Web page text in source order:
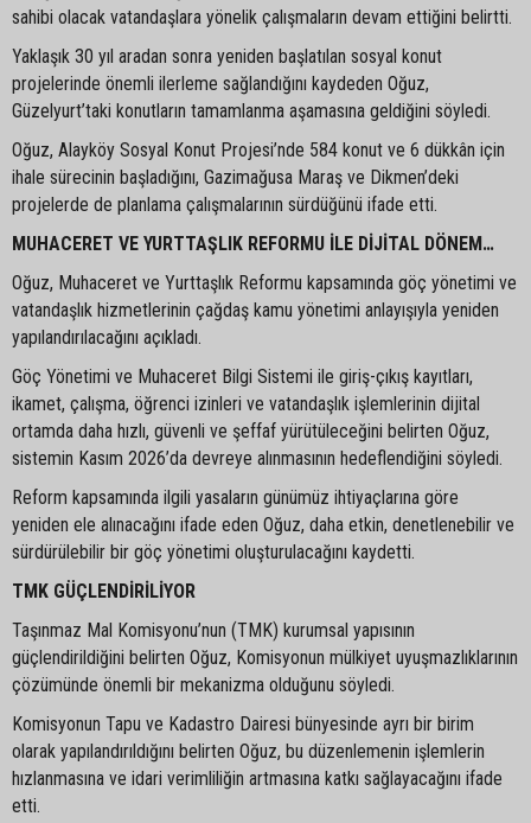
sahibi olacak vatandaşlara yönelik çalışmaların devam ettiğini belirtti.
Yaklaşık 30 yıl aradan sonra yeniden başlatılan sosyal konut
projelerinde önemli ilerleme sağlandığını kaydeden Oğuz,
Güzelyurt’taki konutların tamamlanma aşamasına geldiğini söyledi.
Oğuz, Alayköy Sosyal Konut Projesi’nde 584 konut ve 6 dükkân için
ihale sürecinin başladığını, Gazimağusa Maraş ve Dikmen’deki
projelerde de planlama çalışmalarının sürdüğünü ifade etti.
MUHACERET VE YURTTAŞLIK REFORMU İLE DİJİTAL DÖNEM…
Oğuz, Muhaceret ve Yurttaşlık Reformu kapsamında göç yönetimi ve
vatandaşlık hizmetlerinin çağdaş kamu yönetimi anlayışıyla yeniden
yapılandırılacağını açıkladı.
Göç Yönetimi ve Muhaceret Bilgi Sistemi ile giriş-çıkış kayıtları,
ikamet, çalışma, öğrenci izinleri ve vatandaşlık işlemlerinin dijital
ortamda daha hızlı, güvenli ve şeffaf yürütüleceğini belirten Oğuz,
sistemin Kasım 2026’da devreye alınmasının hedeflendiğini söyledi.
Reform kapsamında ilgili yasaların günümüz ihtiyaçlarına göre
yeniden ele alınacağını ifade eden Oğuz, daha etkin, denetlenebilir ve
sürdürülebilir bir göç yönetimi oluşturulacağını kaydetti.
TMK GÜÇLENDİRİLİYOR
Taşınmaz Mal Komisyonu’nun (TMK) kurumsal yapısının
güçlendirildiğini belirten Oğuz, Komisyonun mülkiyet uyuşmazlıklarının
çözümünde önemli bir mekanizma olduğunu söyledi.
Komisyonun Tapu ve Kadastro Dairesi bünyesinde ayrı bir birim
olarak yapılandırıldığını belirten Oğuz, bu düzenlemenin işlemlerin
hızlanmasına ve idari verimliliğin artmasına katkı sağlayacağını ifade
etti.